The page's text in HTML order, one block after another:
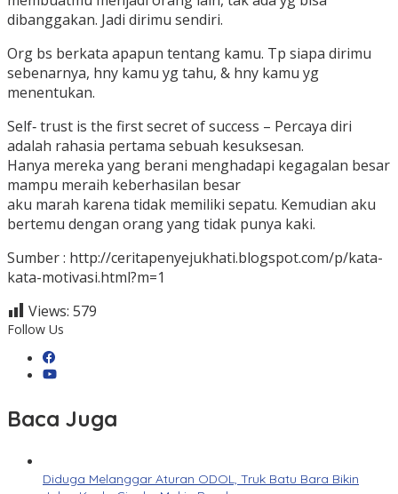
dibanggakan. Jadi dirimu sendiri.
Org bs berkata apapun tentang kamu. Tp siapa dirimu
sebenarnya, hny kamu yg tahu, & hny kamu yg
menentukan.
Self‐ trust is the first secret of success – Percaya diri
adalah rahasia pertama sebuah kesuksesan.
Hanya mereka yang berani menghadapi kegagalan besar
mampu meraih keberhasilan besar
aku marah karena tidak memiliki sepatu. Kemudian aku
bertemu dengan orang yang tidak punya kaki.
Sumber : http://ceritapenyejukhati.blogspot.com/p/kata-
kata-motivasi.html?m=1
Views: 579
Follow Us
Baca Juga
Diduga Melanggar Aturan ODOL, Truk Batu Bara Bikin